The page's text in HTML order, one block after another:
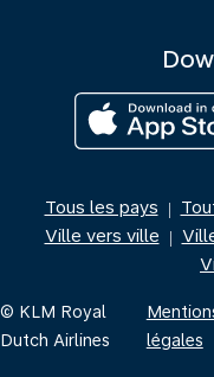
Tous les pays |
Ville vers ville |
© KLM Royal
Dutch Airlines
légales